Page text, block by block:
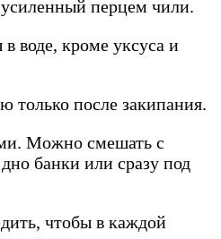
перцем чили.
воде, кроме уксуса и
только после закипания.
Можно смешать с
банки или сразу под
чтобы в каждой